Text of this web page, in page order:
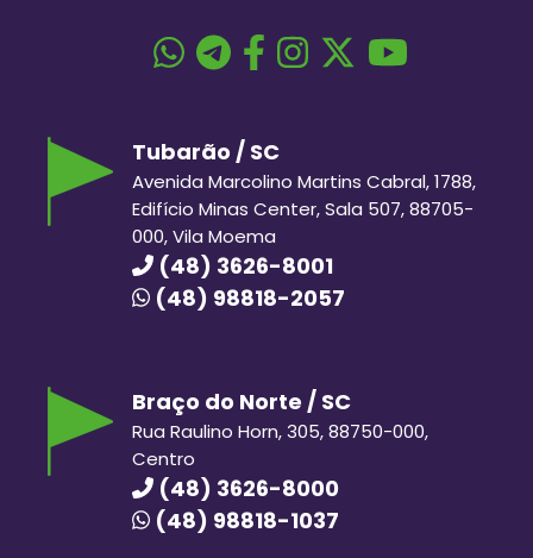
Tubarão / SC
Avenida Marcolino Martins Cabral, 1788,
Edifício Minas Center, Sala 507, 88705-
000, Vila Moema
(48) 3626-8001
(48) 98818-2057
Braço do Norte / SC
Rua Raulino Horn, 305, 88750-000,
Centro
(48) 3626-8000
(48) 98818-1037